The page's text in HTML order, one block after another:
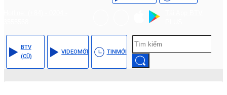
BTV
(CŨ)
VIDEOMỚI TINMỚI